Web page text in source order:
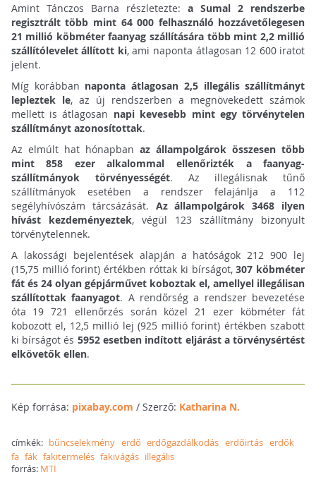
Amint Tánczos Barna részletezte:a Sumal 2 rendszerbe
regisztrált több mint 64 000 felhasználó hozzávetőlegesen
21 millió köbméter faanyag szállítására több mint 2,2 millió
szállítólevelet állított ki, ami naponta átlagosan 12 600 iratot
jelent.
Míg korábban naponta átlagosan 2,5 illegális szállítmányt
lepleztek le, az új rendszerben a megnövekedett számok
mellett is átlagosan napi kevesebb mint egy törvénytelen
szállítmányt azonosítottak.
Az elmúlt hat hónapbanaz állampolgárok összesen több
mint 858 ezer alkalommal ellenőrizték a faanyag-
szállítmányok törvényességét. Az illegálisnak tűnő
szállítmányok esetében a rendszer felajánlja a 112
segélyhívószám tárcsázását. Az állampolgárok 3468 ilyen
hívást kezdeményeztek, végül 123 szállítmány bizonyult
törvénytelennek.
A lakossági bejelentések alapján a hatóságok 212 900 lej
(15,75 millió forint) értékben róttak ki bírságot,307 köbméter
fát és 24 olyan gépjárművet koboztak el, amellyel illegálisan
szállítottak faanyagot. A rendőrség a rendszer bevezetése
óta 19 721 ellenőrzés során közel 21 ezer köbméter fát
kobozott el, 12,5 millió lej (925 millió forint) értékben szabott
ki bírságot és 5952 esetben indított eljárást a törvénysértést
elkövetők ellen.
Kép forrása: pixabay.com / Szerző: Katharina N.
címkék: bűncselekmény erdő erdőgazdálkodás erdőirtás erdők
fa fák fakitermelés fakivágás illegális
forrás: MTI